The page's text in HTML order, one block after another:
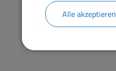
Alle akzeptieren